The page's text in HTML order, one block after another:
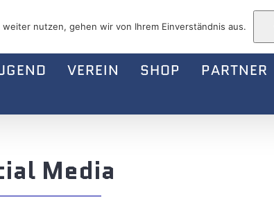
VEREIN SHOP PARTNER
Media
nutzen, gehen wir von Ihrem Einverständnis aus.